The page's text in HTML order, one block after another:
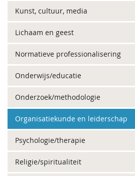
Kunst, cultuur, media
Lichaam en geest
Normatieve professionalisering
Onderwijs/educatie
Onderzoek/methodologie
Organisatiekunde en leiderschap
Psychologie/therapie
Religie/spiritualiteit